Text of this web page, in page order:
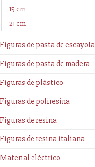
15 cm
21 cm
Figuras de pasta de escayola
Figuras de pasta de madera
Figuras de plástico
Figuras de poliresina
Figuras de resina
Figuras de resina italiana
Material eléctrico